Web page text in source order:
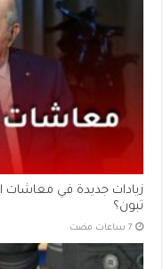
زيادات جديدة في معاشات
تبون؟